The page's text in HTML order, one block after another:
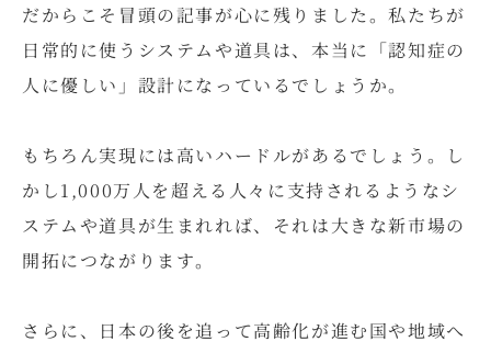
だからこそ冒頭の記事が心に残りました。私たちが
日常的に使うシステムや道具は、本当に「認知症の
人に優しい」設計になっているでしょうか。
もちろん実現には高いハードルがあるでしょう。し
かし1,000万人を超える人々に支持されるようなシ
ステムや道具が生まれれば、それは大きな新市場の
開拓につながります。
さらに、日本の後を追って高齢化が進む国や地域へ